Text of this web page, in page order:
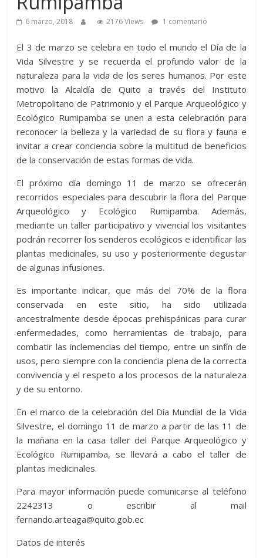
6 marzo, 2018 2176 Views 1 comentario
El 3 de marzo se celebra en todo el mundo el Día de la
Vida Silvestre y se recuerda el profundo valor de la
naturaleza para la vida de los seres humanos. Por este
motivo la Alcaldía de Quito a través del Instituto
Metropolitano de Patrimonio y el Parque Arqueológico y
Ecológico Rumipamba se unen a esta celebración para
reconocer la belleza y la variedad de su flora y fauna e
invitar a crear conciencia sobre la multitud de beneficios
de la conservación de estas formas de vida.
El próximo día domingo 11 de marzo se ofrecerán
recorridos especiales para descubrir la flora del Parque
Arqueológico y Ecológico Rumipamba. Además,
mediante un taller participativo y vivencial los visitantes
podrán recorrer los senderos ecológicos e identificar las
plantas medicinales, su uso y posteriormente degustar
de algunas infusiones.
Es importante indicar, que más del 70% de la flora
conservada en este sitio, ha sido utilizada
ancestralmente desde épocas prehispánicas para curar
enfermedades, como herramientas de trabajo, para
combatir las inclemencias del tiempo, entre un sinfín de
usos, pero siempre con la conciencia plena de la correcta
convivencia y el respeto a los procesos de la naturaleza
y de su entorno.
En el marco de la celebración del Día Mundial de la Vida
Silvestre, el domingo 11 de marzo a partir de las 11 de
la mañana en la casa taller del Parque Arqueológico y
Ecológico Rumipamba, se llevará a cabo el taller de
plantas medicinales.
Para mayor información puede comunicarse al teléfono
2242313 o escribir al mail
fernando.arteaga@quito.gob.ec
Datos de interés